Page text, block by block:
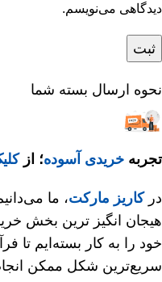
دیدگاهی می‌نویسم.
نحوه ارسال بسته شما
تجربه خریدی آسوده؛ از
درکاریز مارکت، ما
هیجان‌ انگیز ترین بخش
خود را به کار بسته‌ایم تا
سریع‌ترین شکل ممکن